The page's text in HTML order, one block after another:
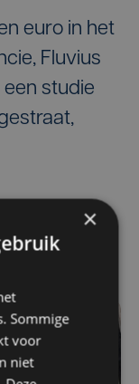
euro in het
Fluvius
een studie
×
Sommige
voor
niet